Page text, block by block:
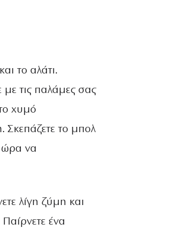
το αλάτι.
με τις παλάμες σας
χυμό
Σκεπάζετε το μπολ
ώρα να
λίγη ζύμη και
ένα